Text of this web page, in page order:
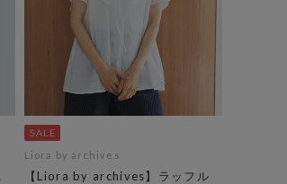
Liora by archives
【Liora by archives】ラッフル